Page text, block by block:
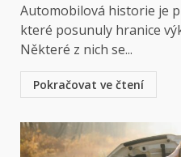
Automobilová historie je
které posunuly hranice
Některé z nich se...
Pokračovat ve čtení